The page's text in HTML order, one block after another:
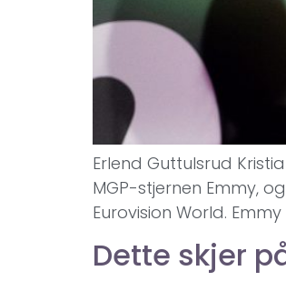
Erlend Guttulsrud
MGP-stjernen Emmy,
Eurovision World.
Dette skjer